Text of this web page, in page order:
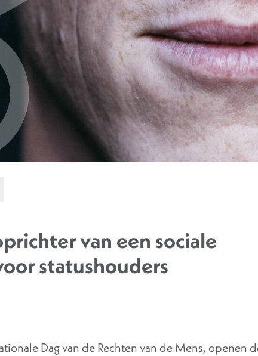
van een sociale
statushouders
Dag van de Rechten van de Mens, openen